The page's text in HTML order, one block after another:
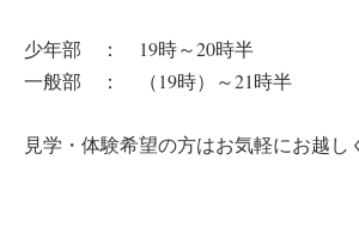
少年部 ： 19時～20時半
一般部 ： （19時）～21時半
見学・体験希望の方はお気軽にお越し